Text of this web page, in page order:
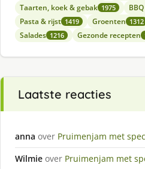
Taarten, koek & gebak 1975
Pasta & rijst 1419 Groenten 1312
Salades 1216 Gezonde recepten
Laatste reacties
anna over Pruimenjam met
Wilmie over Pruimenjam met